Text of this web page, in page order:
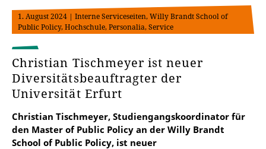
1. August 2024 | Interne Serviceseiten, Willy Brandt School of
Public Policy, Hochschule, Personalia, Service
Christian Tischmeyer ist neuer
Diversitätsbeauftragter der
Universität Erfurt
Christian Tischmeyer, Studiengangskoordinator für
den Master of Public Policy an der Willy Brandt
School of Public Policy, ist neuer